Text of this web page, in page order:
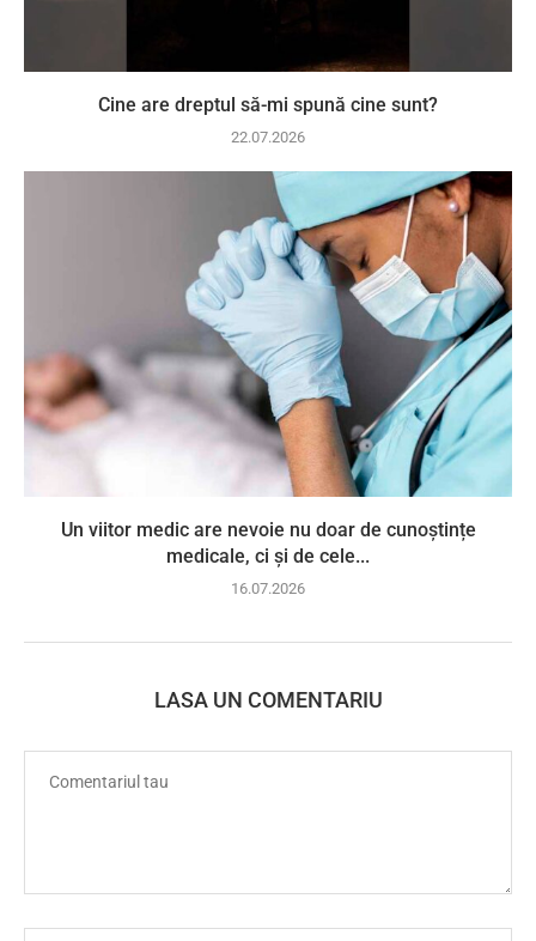
Cine are dreptul să-mi spună cine sunt?
22.07.2026
Un viitor medic are nevoie nu doar de cunoștințe
medicale, ci și de cele...
16.07.2026
LASA UN COMENTARIU